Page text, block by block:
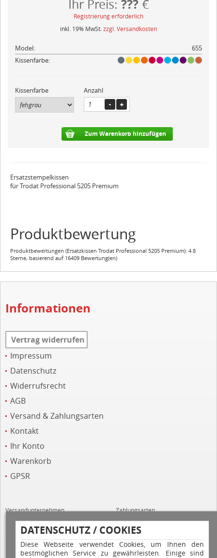
DATENSCHUTZ / COOKIES
Diese Webseite verwendet Cookies, um Ihnen den
bestmöglichen Service zu gewährleisten. Einige sind
Ihr Preis: ???€
Registrierung erforderlich
inkl. 19% MwSt. zzgl. Versandkosten
Model:
655
Kissenfarbe:
Kissenfarbe Anzahl
Zum Warenkorb hinzufügen
Ersatzstempelkissen
für Trodat Professional 5205 Premium
Produktbewertung
Produktbewertungen (Ersatzkissen Trodat Professional 5205 Premium): 4.8
Sterne, basierend auf 16409 Bewertung(en)
Informationen
Vertrag widerrufen
Impressum
Datenschutz
Widerrufsrecht
AGB
Versand & Zahlungsarten
Kontakt
Ihr Konto
Warenkorb
GPSR
Versandunternehmen Zahlungsarten